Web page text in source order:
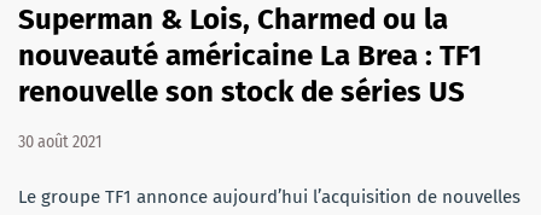
Superman & Lois, Charmed ou la
nouveauté américaine La Brea : TF1
renouvelle son stock de séries US
30 août 2021
Le groupe TF1 annonce aujourd’hui l’acquisition de nouvelles